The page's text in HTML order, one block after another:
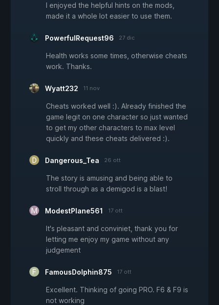
I enjoyed the helpful hints on the mods,
made it a whole lot easier to use them.
PowerfulRequest96 27 dic
Health works some times, otherwise cheats
work. Thanks.
Wyatt232 11 nov
Cheats worked well :). Already finished the
game legit on one character so just wanted
to get my other characters to max level
quickly and these cheats delivered :).
Dangerous_Tea 26 ott
The story is amusing and being able to
stroll through as a demigod is a blast!
ModestPlane561 17 ott
It's pleasant and conviniet, thank you for
letting me enjoy my game without any
judgement
FamousDolphin875 17 ott
Excellent. Thinking of going PRO. F6 & F9 is
not working